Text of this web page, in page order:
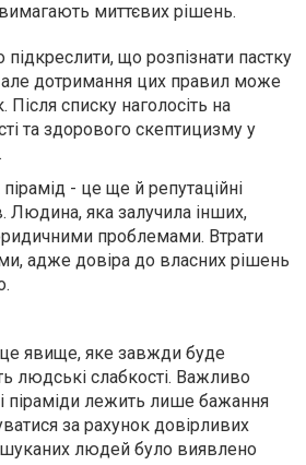
миттєвих рішень.
що розпізнати пастку
дотримання цих правил може
Після списку наголосіть на
та здорового скептицизму у
- це ще й репутаційні
Людина, яка залучила інших,
проблемами. Втрати
адже довіра до власних рішень
це явище, яке завжди буде
людські слабкості. Важливо
піраміди лежить лише бажання
за рахунок довірливих
людей було виявлено